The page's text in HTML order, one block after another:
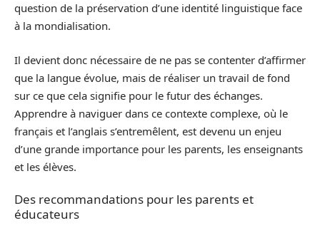
question de la préservation d’une identité linguistique face
à la mondialisation.
Il devient donc nécessaire de ne pas se contenter d’affirmer
que la langue évolue, mais de réaliser un travail de fond
sur ce que cela signifie pour le futur des échanges.
Apprendre à naviguer dans ce contexte complexe, où le
français et l’anglais s’entremêlent, est devenu un enjeu
d’une grande importance pour les parents, les enseignants
et les élèves.
Des recommandations pour les parents et
éducateurs